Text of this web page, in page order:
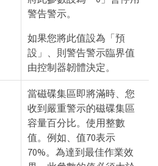
警告警示。
如果您將此值設為「預
設」、則警告警示臨界值
由控制器韌體決定。
當磁碟集區即將滿時、您
收到嚴重警示的磁碟集區
容量百分比。使用整數
值。例如、值70表示
70%。為達到最佳作業效